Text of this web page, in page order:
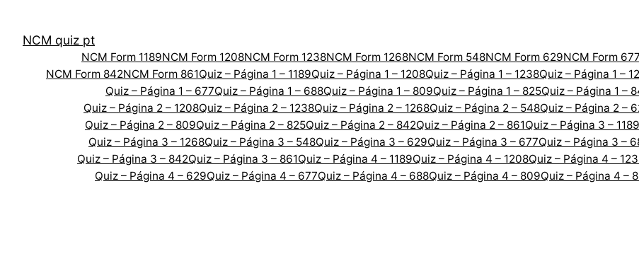
contentNCM quiz pt
NCM Form 1189NCM Form 1208NCM Form 1238NCM Form 1268NCM Form 548NCM Form 629NCM Form 677
NCM Form 842NCM Form 861Quiz – Página 1 – 1189Quiz – Página 1 – 1208Quiz – Página 1 – 1238Quiz – Página 1 –
Quiz – Página 1 – 677Quiz – Página 1 – 688Quiz – Página 1 – 809Quiz – Página 1 – 825Quiz – Página 1 –
Quiz – Página 2 – 1208Quiz – Página 2 – 1238Quiz – Página 2 – 1268Quiz – Página 2 – 548Quiz – Página 2 –
Quiz – Página 2 – 809Quiz – Página 2 – 825Quiz – Página 2 – 842Quiz – Página 2 – 861Quiz – Página 3 – 1189
Quiz – Página 3 – 1268Quiz – Página 3 – 548Quiz – Página 3 – 629Quiz – Página 3 – 677Quiz – Página 3 –
Quiz – Página 3 – 842Quiz – Página 3 – 861Quiz – Página 4 – 1189Quiz – Página 4 – 1208Quiz – Página 4 –
Quiz – Página 4 – 629Quiz – Página 4 – 677Quiz – Página 4 – 688Quiz – Página 4 – 809Quiz – Página 4 –